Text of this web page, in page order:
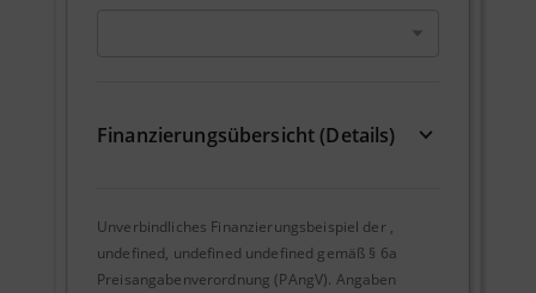
Finanzierungsübersicht (Details)
Unverbindliches Finanzierungsbeispiel der ,
undefined, undefined undefined gemäß § 6a
Preisangabenverordnung (PAngV). Angaben